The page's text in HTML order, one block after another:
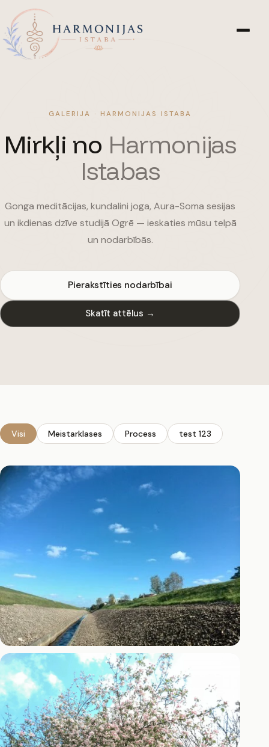
GALERIJA · HARMONIJAS ISTABA
Mirkļi no Harmonijas
Istabas
Gonga meditācijas, kundalini joga, Aura-Soma sesijas
un ikdienas dzīve studijā Ogrē — ieskaties mūsu telpā
un nodarbībās.
Pierakstīties nodarbībai
Skatīt attēlus →
Visi Meistarklases Process test 123